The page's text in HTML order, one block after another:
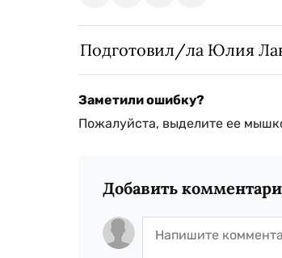
Подготовил/ла Юлия
Заметили ошибку?
Пожалуйста, выделите ее
Добавить